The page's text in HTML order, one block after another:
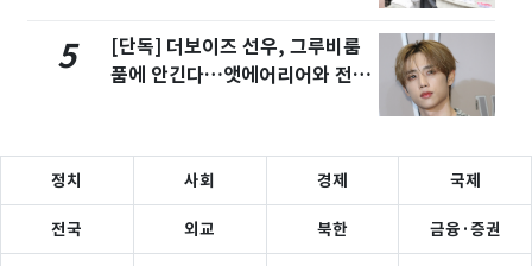
5
[단독] 더보이즈 선우, 그루비룸
품에 안긴다…앳에어리어와 전속
정치 사회 경제 국제
전국 외교 북한 금융·증권